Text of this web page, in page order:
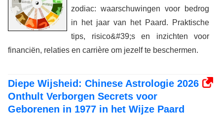
zodiac: waarschuwingen voor bedrog
in het jaar van het Paard. Praktische
tips, risico&#39;s en inzichten voor
financiën, relaties en carrière om jezelf te beschermen.
Diepe Wijsheid: Chinese Astrologie 2026
Onthult Verborgen Secrets voor
Geborenen in 1977 in het Wijze Paard